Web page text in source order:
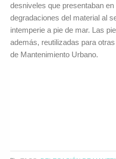
desniveles que presentaban
degradaciones del material al
intemperie a pie de mar. Las
además, reutilizadas para
de Mantenimiento Urbano.